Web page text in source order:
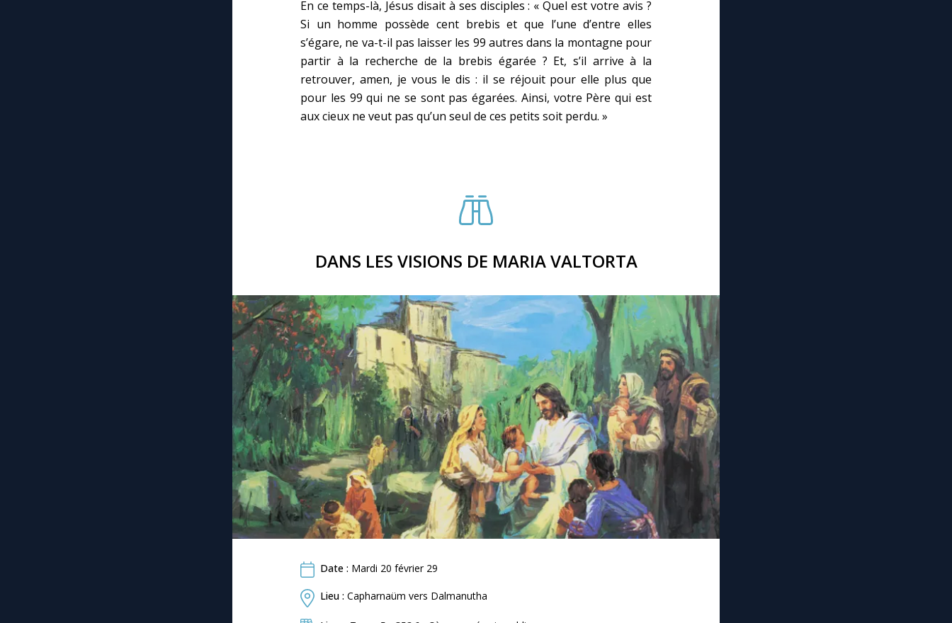
En ce temps-là, Jésus disait à ses disciples : « Quel est votre avis ?
Si un homme possède cent brebis et que l’une d’entre elles
s’égare, ne va-t-il pas laisser les 99 autres dans la montagne pour
partir à la recherche de la brebis égarée ? Et, s’il arrive à la
retrouver, amen, je vous le dis : il se réjouit pour elle plus que
pour les 99 qui ne se sont pas égarées. Ainsi, votre Père qui est
aux cieux ne veut pas qu’un seul de ces petits soit perdu. »
DANS LES VISIONS DE MARIA VALTORTA
Date : Mardi 20 février 29
Lieu : Capharnaüm vers Dalmanutha